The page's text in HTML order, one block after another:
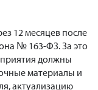
12 месяцев после
№ 163-ФЗ. За это
должны
материалы и
актуализацию